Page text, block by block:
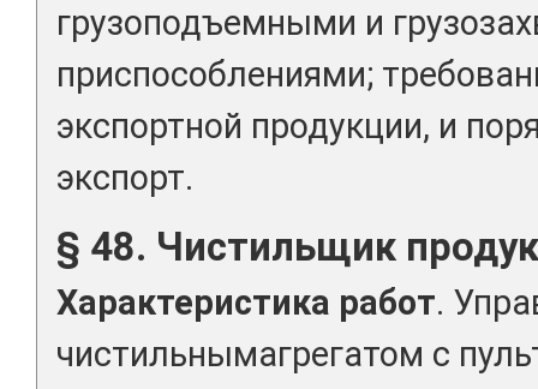
грузоподъемными и
приспособлениями;
экспортной продукции, и
экспорт.
§ 48. Чистильщик
Характеристика работ.
чистильнымагрегатом с